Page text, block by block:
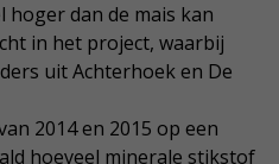
hoger dan de mais kan
in het project, waarbij
uit Achterhoek en De
2014 en 2015 op een
hoeveel minerale stikstof